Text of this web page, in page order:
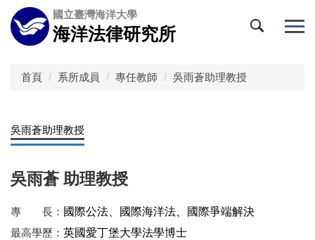
跳
到
主
國立臺灣海洋大學
海洋法律研究所
首頁 系所成員 專任教師 吳雨蒼助理教授
吳雨蒼助理教授
吳雨蒼 助理教授
專 長： 國際公法、國際海洋法、國際爭端解決
最高學歷： 英國愛丁堡大學法學博士